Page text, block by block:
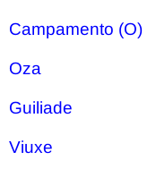
Campamento (O)
Oza
Guiliade
Viuxe